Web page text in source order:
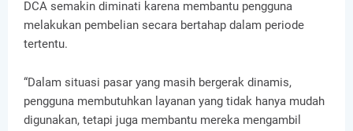
DCA semakin diminati karena membantu pengguna
melakukan pembelian secara bertahap dalam periode
tertentu.
“Dalam situasi pasar yang masih bergerak dinamis,
pengguna membutuhkan layanan yang tidak hanya mudah
digunakan, tetapi juga membantu mereka mengambil